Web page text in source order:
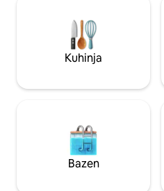
kupaonicom, roštiljem,
grijanim na solarnu energiju (10
kompletom stolova i stolica.
Kuhinja
Bazen